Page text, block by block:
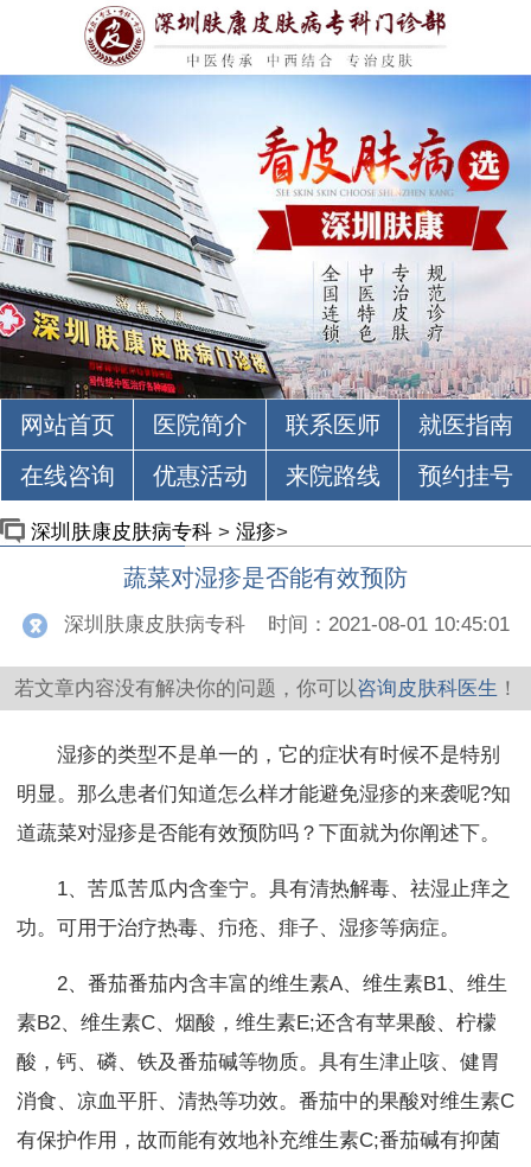
网站首页 医院简介 联系医师
就医指南
在线咨询
优惠活动 来院路线 预约挂号
深圳肤康皮肤病专科 > 湿疹>
蔬菜对湿疹是否能有效预防
深圳肤康皮肤病专科 时间：2021-08-01 10:45:01
若文章内容没有解决你的问题，你可以咨询皮肤科医生 ！
湿疹的类型不是单一的，它的症状有时候不是特别
明显。那么患者们知道怎么样才能避免湿疹的来袭呢?知
道蔬菜对湿疹是否能有效预防吗？下面就为你阐述下。
1、苦瓜苦瓜内含奎宁。具有清热解毒、祛湿止痒之
功。可用于治疗热毒、疖疮、痱子、湿疹等病症。
2、番茄番茄内含丰富的维生素A、维生素B1、维生
素B2、维生素C、烟酸，维生素E;还含有苹果酸、柠檬
酸，钙、磷、铁及番茄碱等物质。具有生津止咳、健胃
消食、凉血平肝、清热等功效。番茄中的果酸对维生素C
有保护作用，故而能有效地补充维生素C;番茄碱有抑菌